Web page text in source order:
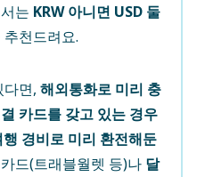
는 KRW 아니면 USD 둘
천드려요.
다면, 해외통화로 미리 충
카드를 갖고 있는 경우
경비로 미리 환전해둔
드(트래블월렛 등)나 달